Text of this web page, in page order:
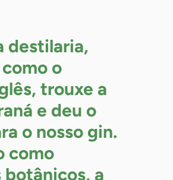
destilaria,
o
trouxe a
e deu o
o nosso gin.
como
botânicos, a